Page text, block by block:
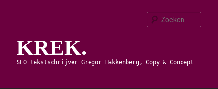
primaire
inhoudKREK.
SEO tekstschrijver Gregor Hakkenberg, Copy & Concept